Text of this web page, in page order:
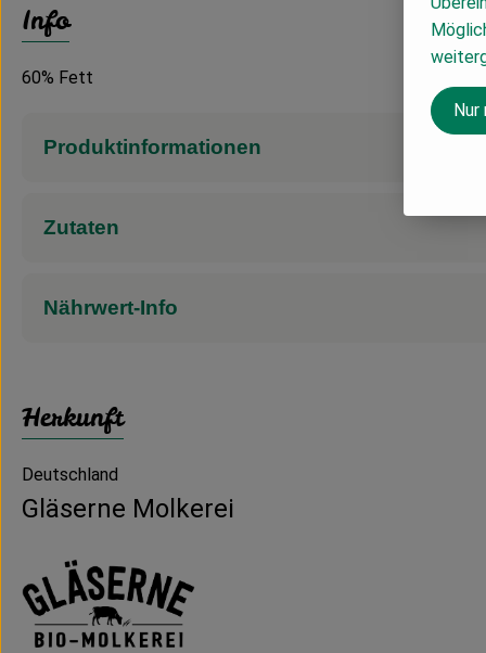
Info
60% Fett
Produktinformationen
Zutaten
Nährwert-Info
Herkunft
Deutschland
Gläserne Molkerei
Nur